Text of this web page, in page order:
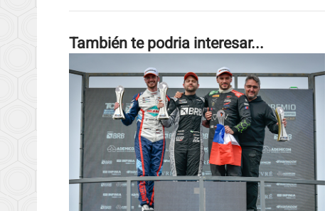
También te podria interesar...